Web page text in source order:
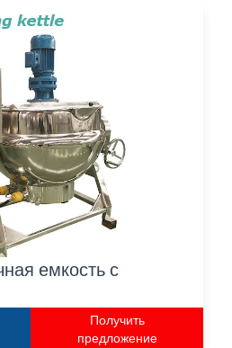
емкость с
Получить
предложение